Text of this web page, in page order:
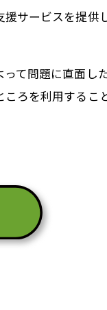
サービスを提供
て問題に直面し
ろを利用するこ